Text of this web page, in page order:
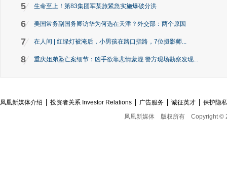
5 生命至上！第83集团军某旅紧急实施爆破分洪
6 美国常务副国务卿访华为何选在天津？外交部：两个原因
7 在人间 | 红绿灯被淹后，小男孩在路口指路，7位摄影师...
8 重庆姐弟坠亡案细节：凶手欲靠悲情蒙混 警方现场勘察发现...
凤凰新媒体介绍 投资者关系 Investor Relations 广告服务 诚征英才
保护隐
凤凰新媒体
版权所有 Copyright ©